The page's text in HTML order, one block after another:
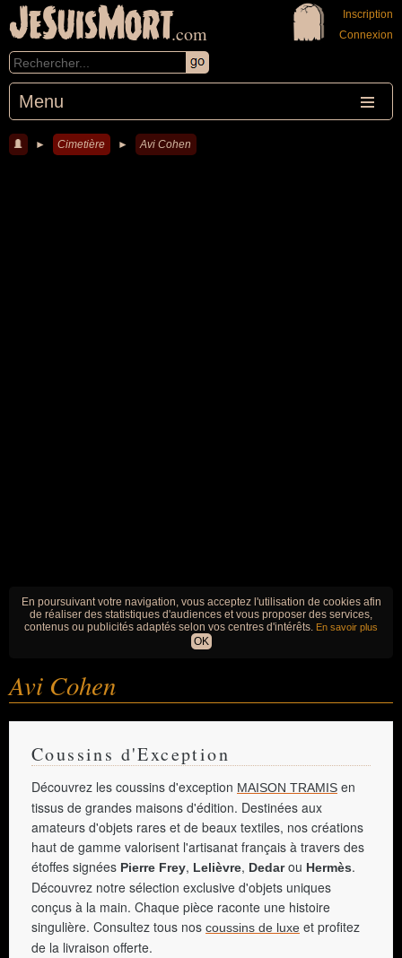
JeSuisMort.com
Menu
Inscription
Connexion
► Cimetière ► Avi Cohen
En poursuivant votre navigation, vous acceptez l'utilisation de cookies afin
de réaliser des statistiques d'audiences et vous proposer des services,
contenus ou publicités adaptés selon vos centres d'intérêts. En savoir plus
OK
Avi Cohen
Coussins d'Exception
Découvrez les coussins d'exception MAISON TRAMIS en
tissus de grandes maisons d'édition. Destinées aux
amateurs d'objets rares et de beaux textiles, nos créations
haut de gamme valorisent l'artisanat français à travers des
étoffes signées Pierre Frey, Lelièvre, Dedarou Hermès.
Découvrez notre sélection exclusive d'objets uniques
conçus à la main. Chaque pièce raconte une histoire
singulière. Consultez tous nos coussins de luxe et profitez
de la livraison offerte.